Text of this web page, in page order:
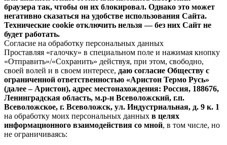
браузера так, чтобы он их блокировал. Однако это может
негативно сказаться на удобстве использования Сайта.
Технические cookie отключить нельзя — без них Сайт не
будет работать.
Согласие на обработку персональных данных
Проставляя «галочку» в специальном поле и нажимая кнопку
«Отправить»/«Сохранить» действуя, при этом, свободно,
своей волей и в своем интересе, даю согласие Обществу с
ограниченной ответственностью «Аристон Термо Русь»
(далее – Аристон), адрес местонахождения: Россия, 188676,
Ленинградская область, м.р-н Всеволожский, г.п.
Всеволожское, г. Всеволожск, ул. Индустриальная, д. 9 к. 1
на обработку моих персональных данных в целях
информационного взаимодействия со мной, в том числе, но
не ограничиваясь: